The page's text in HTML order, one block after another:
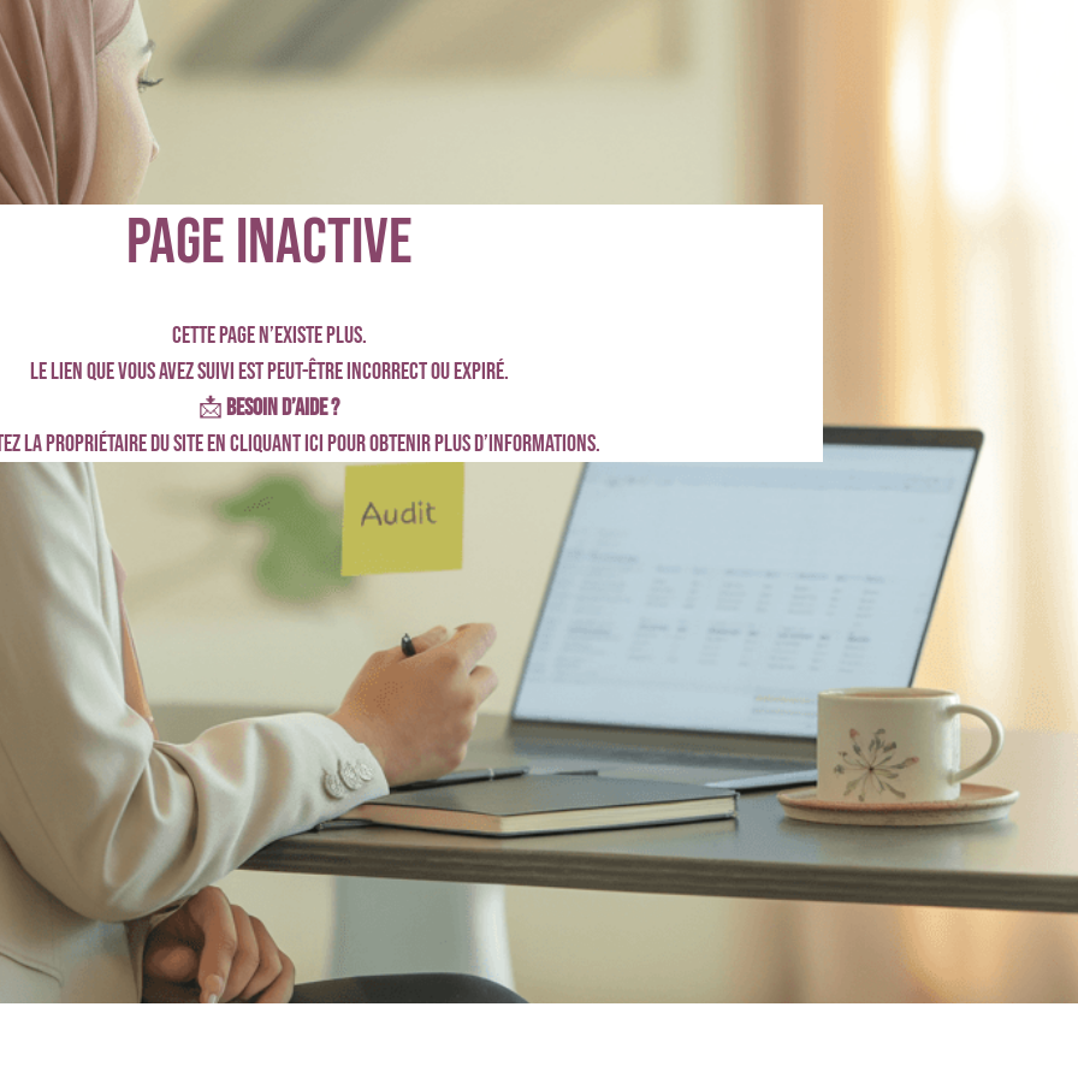
Page inactive
Cette page n’existe plus.
Le lien que vous avez suivi est peut-être incorrect ou expiré.
📩Besoin d’aide ?
la propriétaire du siteen cliquant icipour obtenir plus d’informations.